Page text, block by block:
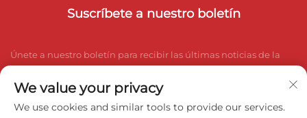
Suscríbete a nuestro boletín
Únete a nuestro boletín para recibir las últimas noticias de la
We value your privacy
We use cookies and similar tools to provide our services.